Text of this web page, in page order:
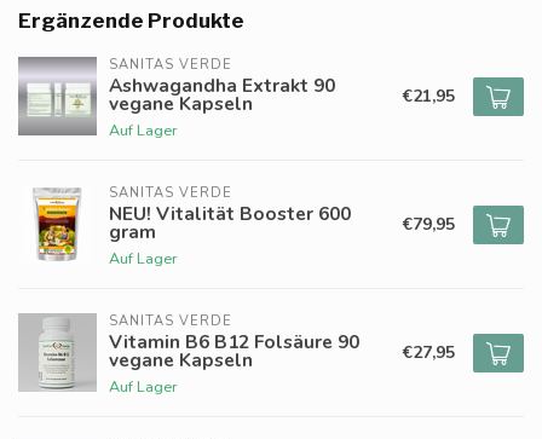
Ergänzende Produkte
SANITAS VERDE
Ashwagandha Extrakt 90
vegane Kapseln
Auf Lager
€21,95
SANITAS VERDE
NEU! Vitalität Booster 600
gram
Auf Lager
€79,95
SANITAS VERDE
Vitamin B6 B12 Folsäure 90
vegane Kapseln
Auf Lager
€27,95